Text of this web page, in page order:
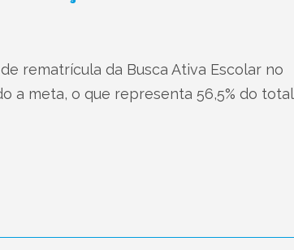
rematrícula da Busca Ativa Escolar no
a meta, o que representa 56,5% do total